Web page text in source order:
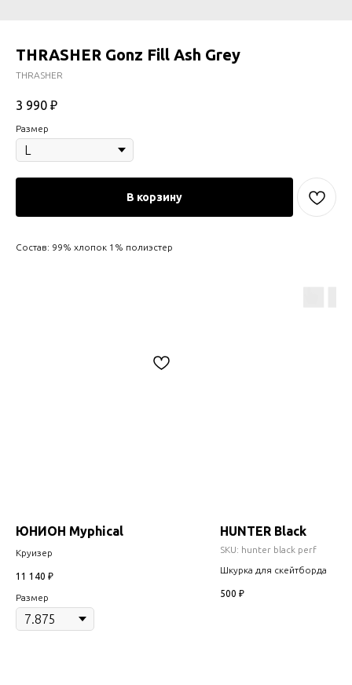
THRASHER Gonz Fill Ash Grey
THRASHER
3 990 ₽
Размер
В корзину
Состав: 99% хлопок 1% полиэстер
ЮНИОН Myphical
Круизер
11 140 ₽
Размер
HUNTER Black
SKU: hunter black perf
Шкурка для скейтборда
500 ₽